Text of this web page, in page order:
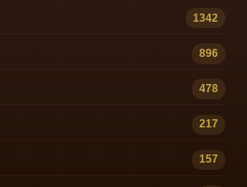
1342
896
478
217
157